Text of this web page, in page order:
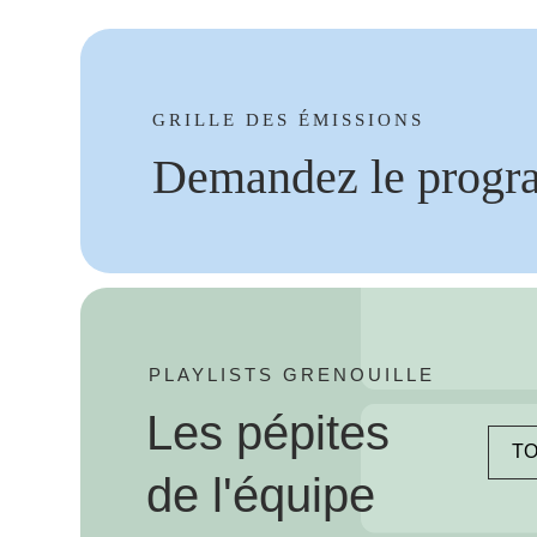
GRILLE DES ÉMISSIONS
Demandez le
PLAYLISTS GRENOUILLE
Les pépites
de l'équipe